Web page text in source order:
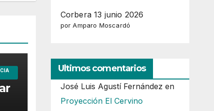
Corbera 13 junio 2026
por Amparo Moscardó
Ultimos comentarios
José Luis Agustí Fernández en
Proyección El Cervino